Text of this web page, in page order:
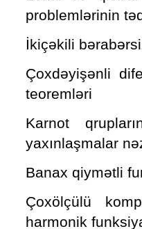
problemlərinin
İkiçəkili
Çoxdəyişənli
teoremləri
Karnot
yaxınlaşmalar
Banax qiymətli
Çoxölçülü
harmonik